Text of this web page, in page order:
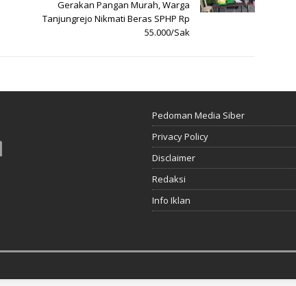
Gerakan Pangan Murah, Warga
Tanjungrejo Nikmati Beras SPHP Rp
55.000/Sak
Pedoman Media Siber
Privacy Policy
Disclaimer
Redaksi
Info Iklan